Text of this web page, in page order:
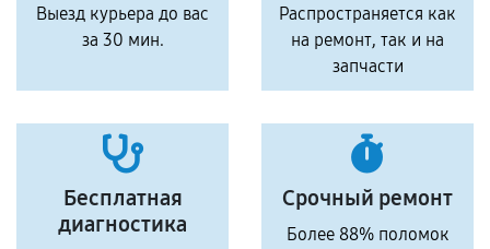
Выезд курьера до вас
за 30 мин.
Распространяется как
на ремонт, так и на
запчасти
Бесплатная
диагностика
Срочный ремонт
Более 88% поломок